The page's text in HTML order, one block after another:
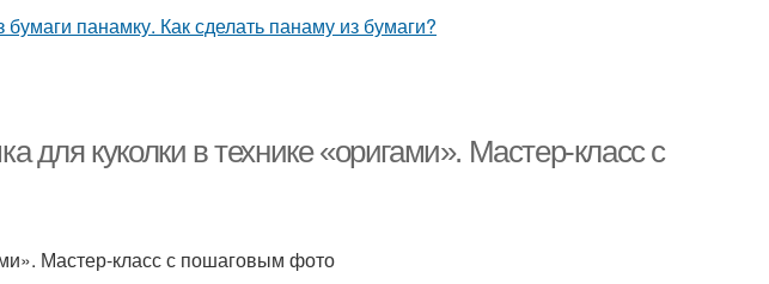
для куколки в технике «оригами». Мастер-класс с
Мастер-класс с пошаговым фото